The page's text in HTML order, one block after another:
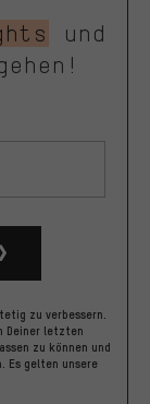
und
zu verbessern.
Deiner letzten
zu können und
Es gelten unsere